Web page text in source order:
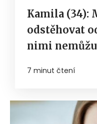
Kamila (34):
odstěhovat
nimi
7 minut čtení